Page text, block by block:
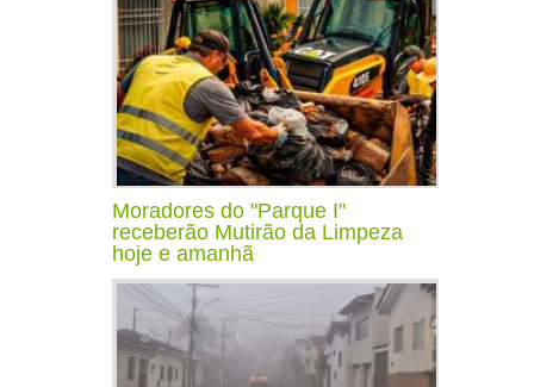
Moradores do "Parque I"
receberão Mutirão da Limpeza
hoje e amanhã